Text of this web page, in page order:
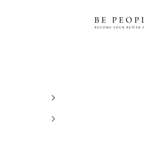
bepeople.co